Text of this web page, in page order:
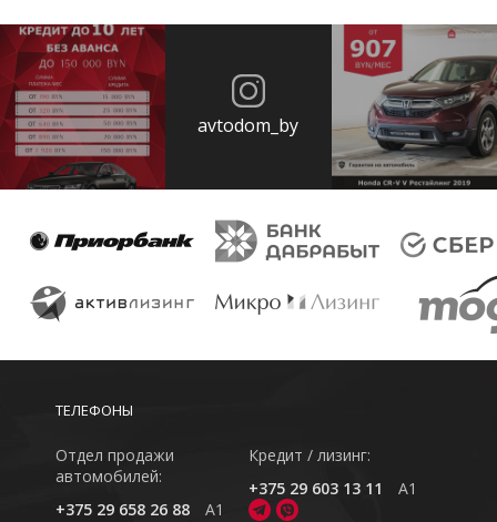
avtodom_by
ТЕЛЕФОНЫ
Отдел продажи
автомобилей:
+375 29 658 26 88
A1
Кредит / лизинг:
+375 29 603 13 11
A1